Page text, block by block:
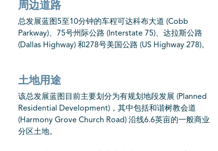
周边道路
总发展蓝图5至10分钟的车程可达科布大道 (Cobb
Parkway)、75号州际公路 (Interstate 75)、达拉斯公路
(Dallas Highway) 和278号美国公路 (US Highway 278)。
土地用途
该总发展蓝图目前主要划分为有规划地段发展 (Planned
Residential Development)，其中包括和谐树教会道
(Harmony Grove Church Road) 沿线6.6英亩的一般商业
分区土地。